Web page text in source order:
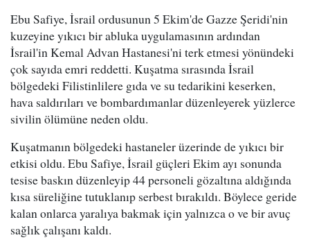
Ebu Safiye, İsrail ordusunun 5 Ekim'de Gazze Şeridi'nin
kuzeyine yıkıcı bir abluka uygulamasının ardından
İsrail'in Kemal Advan Hastanesi'ni terk etmesi yönündeki
çok sayıda emri reddetti. Kuşatma sırasında İsrail
bölgedeki Filistinlilere gıda ve su tedarikini keserken,
hava saldırıları ve bombardımanlar düzenleyerek yüzlerce
sivilin ölümüne neden oldu.
Kuşatmanın bölgedeki hastaneler üzerinde de yıkıcı bir
etkisi oldu. Ebu Safiye, İsrail güçleri Ekim ayı sonunda
tesise baskın düzenleyip 44 personeli gözaltına aldığında
kısa süreliğine tutuklanıp serbest bırakıldı. Böylece geride
kalan onlarca yaralıya bakmak için yalnızca o ve bir avuç
sağlık çalışanı kaldı.